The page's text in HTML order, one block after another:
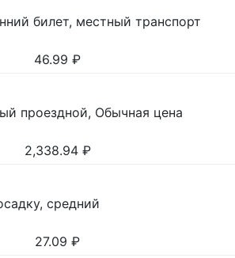
билет, местный транспорт
46.99 ₽
проездной, Обычная цена
2,338.94 ₽
средний
27.09 ₽